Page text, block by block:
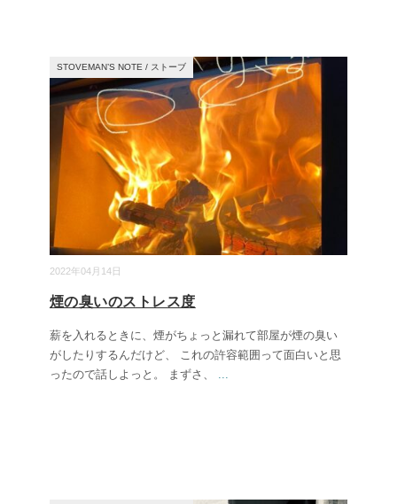
2022年04月14日
STOVEMAN’S NOTE / ストーブ
煙の臭いのストレス度
薪を入れるときに、煙がちょっと漏れて部屋が煙の臭い
がしたりするんだけど、 これの許容範囲って面白いと思
ったので話しよっと。 まずさ、 ...